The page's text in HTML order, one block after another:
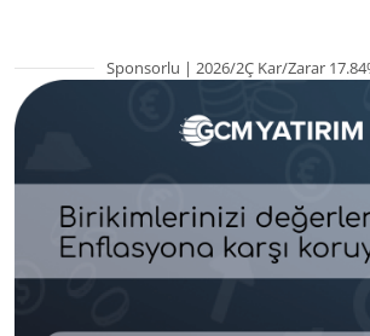
Sponsorlu | 2026/2Ç Kar/Zarar